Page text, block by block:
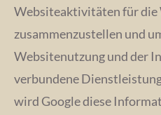
Websiteaktivitäten für
zusammenzustellen und
Websitenutzung und der
verbundene
wird Google diese